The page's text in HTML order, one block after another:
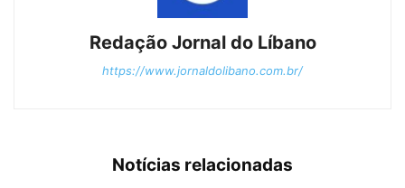
Redação Jornal do Líbano
https://www.jornaldolibano.com.br/
Notícias relacionadas